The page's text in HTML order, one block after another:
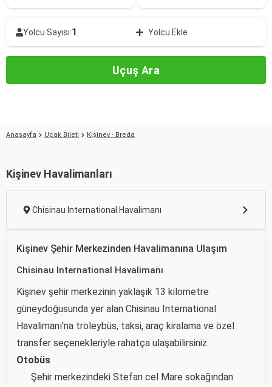
Yolcu Sayısı:1 Yolcu Ekle
Uçuş Ara
Anasayfa Uçak Bileti Kişinev - Breda
Kişinev Havalimanları
Chisinau International Havalimanı
Kişinev Şehir Merkezinden Havalimanına Ulaşım
Chisinau International Havalimanı
Kişinev şehir merkezinin yaklaşık 13 kilometre
güneydoğusunda yer alan Chisinau International
Havalimanı'na troleybüs, taksi, araç kiralama ve özel
transfer seçenekleriyle rahatça ulaşabilirsiniz.
Otobüs
Şehir merkezindeki Stefan cel Mare sokağından